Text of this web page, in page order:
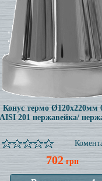
Конус термо Ø120x220мм
AISI 201 нержавейка/
702грн